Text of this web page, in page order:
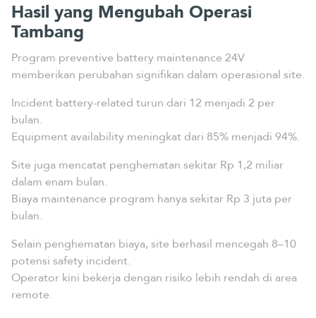
Hasil yang Mengubah Operasi
Tambang
Program preventive battery maintenance 24V
memberikan perubahan signifikan dalam operasional site.
Incident battery-related turun dari 12 menjadi 2 per
bulan.
Equipment availability meningkat dari 85% menjadi 94%.
Site juga mencatat penghematan sekitar Rp 1,2 miliar
dalam enam bulan.
Biaya maintenance program hanya sekitar Rp 3 juta per
bulan.
Selain penghematan biaya, site berhasil mencegah 8–10
potensi safety incident.
Operator kini bekerja dengan risiko lebih rendah di area
remote.